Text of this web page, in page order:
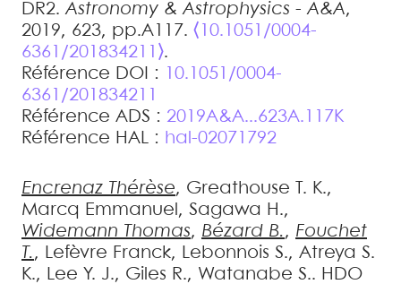
DR2.Astronomy & Astrophysics - A&A,
2019, 623, pp.A117. ⟨10.1051/0004-
6361/201834211⟩.
Référence DOI :
10.1051/0004-
6361/201834211
Référence ADS : 2019A&A...623A.117K
Référence HAL : hal-02071792
Encrenaz Thérèse, Greathouse T. K.,
Marcq Emmanuel , Sagawa H.,
Widemann Thomas, Bézard B., Fouchet
T., Lefèvre Franck, Lebonnois S., Atreya S.
K., Lee Y. J., Giles R., Watanabe S.. HDO